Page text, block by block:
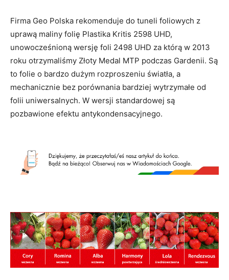
Firma Geo Polska rekomenduje do tuneli foliowych z
uprawą maliny folię Plastika Kritis 2598 UHD,
unowocześnioną wersję foli 2498 UHD za którą w 2013
roku otrzymaliśmy Złoty Medal MTP podczas Gardenii. Są
to folie o bardzo dużym rozproszeniu światła, a
mechanicznie bez porównania bardziej wytrzymałe od
folii uniwersalnych. W wersji standardowej są
pozbawione efektu antykondensacyjnego.